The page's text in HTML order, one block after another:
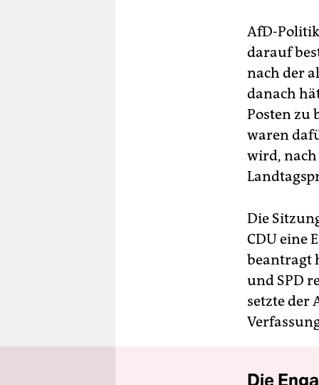
AfD-
darauf
nach der
danach
Posten zu
waren
wird, nach
Die
CDU eine
beantragt
und SPD
setzte der
Die